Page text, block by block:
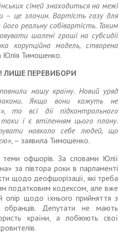
сімей знаходиться на межі
– це злочин. Вартість газу для
реальну собівартість. Таким
шалені гроші на субсидії
корупційна модель, створена
Юлія Тимошенко.
ЛИШЕ ПЕРЕВИБОРИ
нашу країну. Новий уряд
закони. Якщо вони кажуть не
то всі дії підконтр­ольного
і є втіленням цього плану.
навколо себе людей, що
, – заявила Тимошенко.
офшорів. За словами Юлії
за півтора роки в парламенті
щодо деофшорізації, які треба
податковим кодексом, але вже
опір щодо їхнього прийняття з
обранців. Депутати не мають
країни, а лобіюють свої